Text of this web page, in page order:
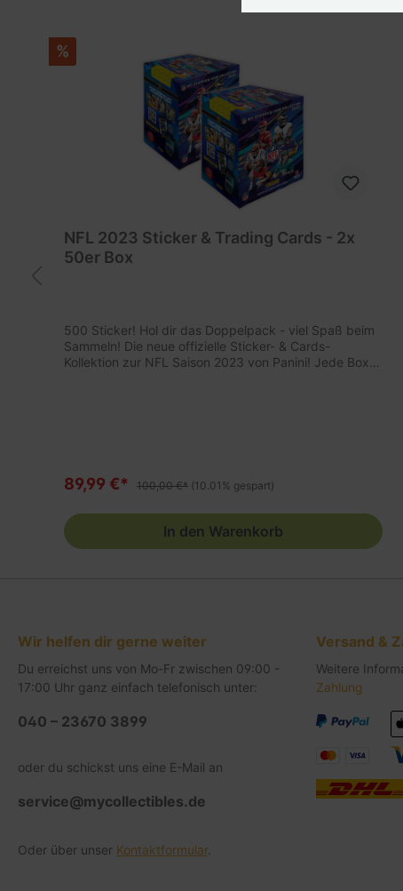
%
NFL 2023 Sticker & Trading Cards - 2x
50er Box
500 Sticker! Hol dir das Doppelpack - viel Spaß beim
Sammeln! Die neue offizielle Sticker- & Cards-
Kollektion zur NFL Saison 2023 von Panini! Jede Box
89,99 €* 100,00 €* (10.01% gespart)
In den Warenkorb
Wir helfen dir gerne weiter
Du erreichst uns von Mo-Fr zwischen 09:00 -
17:00 Uhr ganz einfach telefonisch unter:
040 – 23670 3899
oder du schickst uns eine E-Mail an
service@mycollectibles.de
Oder über unser Kontaktformular.
Versand &
Weitere
Zahlung